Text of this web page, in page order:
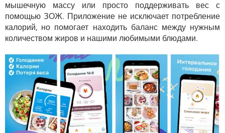
мышечную массу или просто поддерживать вес с
помощью ЗОЖ. Приложение не исключает потребление
калорий, но помогает находить баланс между нужным
количеством жиров и нашими любимыми блюдами.